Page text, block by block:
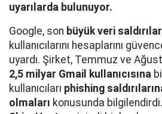
uyarılarda bulunuyor.
Google, son büyük veri
kullanıcılarını hesaplarını
uyardı. Şirket, Temmuz ve
2,5 milyar Gmail kullanıcısına
kullanıcıları phishing
olmaları konusunda